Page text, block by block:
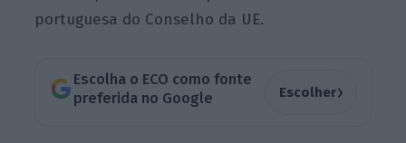
portuguesa do Conselho da UE.
Escolha o ECO como fonte
preferida no Google
Escolher›